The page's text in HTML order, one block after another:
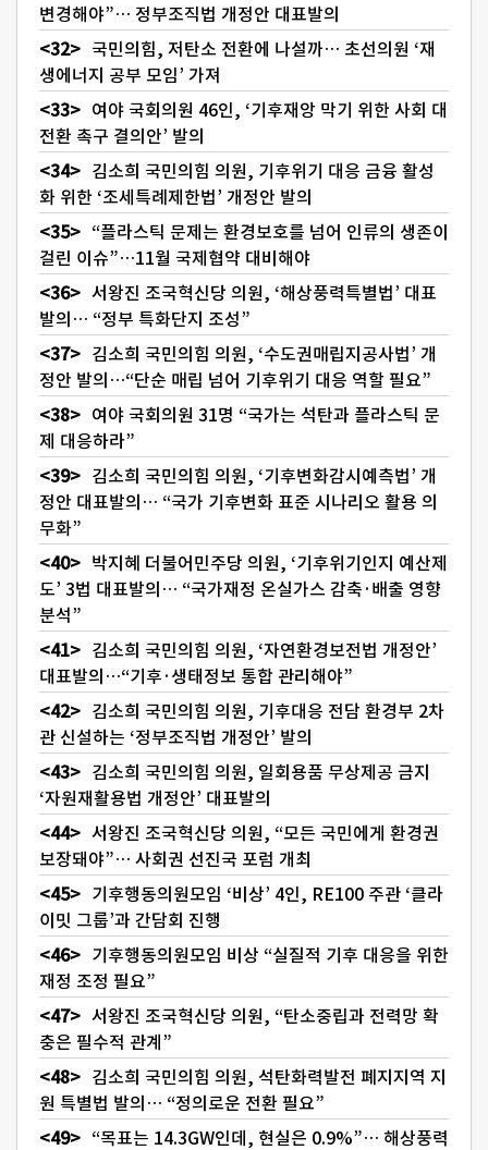
변경해야”… 정부조직법 개정안 대표발의
국민의힘, 저탄소 전환에 나설까… 초선의원 ‘재
생에너지 공부 모임’ 가져
여야 국회의원 46인, ‘기후재앙 막기 위한 사회 대
전환 촉구 결의안’ 발의
김소희 국민의힘 의원, 기후위기 대응 금융 활성
화 위한 ‘조세특례제한법’ 개정안 발의
“플라스틱 문제는 환경보호를 넘어 인류의 생존이
걸린 이슈”…11월 국제협약 대비해야
서왕진 조국혁신당 의원, ‘해상풍력특별법’ 대표
발의… “정부 특화단지 조성”
김소희 국민의힘 의원, ‘수도권매립지공사법’ 개
정안 발의…“단순 매립 넘어 기후위기 대응 역할 필요”
여야 국회의원 31명 “국가는 석탄과 플라스틱 문
제 대응하라”
김소희 국민의힘 의원, ‘기후변화감시예측법’ 개
정안 대표발의… “국가 기후변화 표준 시나리오 활용 의
무화”
박지혜 더불어민주당 의원, ‘기후위기인지 예산제
도’ 3법 대표발의… “국가재정 온실가스 감축·배출 영향
분석”
김소희 국민의힘 의원, ‘자연환경보전법 개정안’
대표발의…“기후·생태정보 통합 관리해야”
김소희 국민의힘 의원, 기후대응 전담 환경부 2차
관 신설하는 ‘정부조직법 개정안’ 발의
김소희 국민의힘 의원, 일회용품 무상제공 금지
‘자원재활용법 개정안’ 대표발의
서왕진 조국혁신당 의원, “모든 국민에게 환경권
보장돼야”… 사회권 선진국 포럼 개최
기후행동의원모임 ‘비상’ 4인, RE100 주관 ‘클라
이밋 그룹’과 간담회 진행
기후행동의원모임 비상 “실질적 기후 대응을 위한
재정 조정 필요”
서왕진 조국혁신당 의원, “탄소중립과 전력망 확
충은 필수적 관계”
김소희 국민의힘 의원, 석탄화력발전 폐지지역 지
원 특별법 발의… “정의로운 전환 필요”
“목표는 14.3GW인데, 현실은 0.9%”… 해상풍력